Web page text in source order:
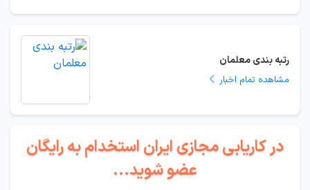
رتبه بندی معلمان
مشاهده تمام اخبار
در کاریابی مجازی ایران استخدام به رایگان
عضو شوید...